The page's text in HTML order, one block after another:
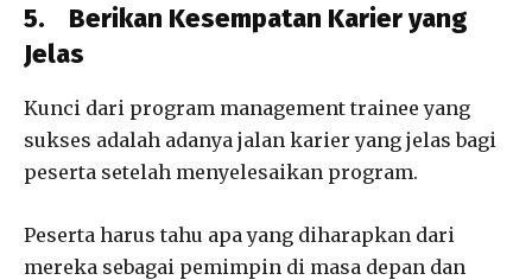
5. Berikan Kesempatan Karier yang
Jelas
Kunci dari program management trainee yang
sukses adalah adanya jalan karier yang jelas bagi
peserta setelah menyelesaikan program.
Peserta harus tahu apa yang diharapkan dari
mereka sebagai pemimpin di masa depan dan